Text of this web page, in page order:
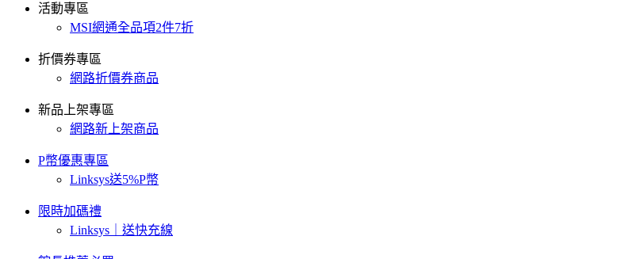
活動專區
MSI網通全品項2件7折
折價券專區
網路折價券商品
新品上架專區
網路新上架商品
P幣優惠專區
Linksys送5%P幣
限時加碼禮
Linksys｜送快充線